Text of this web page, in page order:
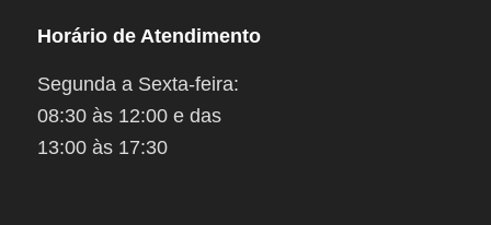
Horário de Atendimento
Segunda a Sexta-feira:
08:30 às 12:00 e das
13:00 às 17:30